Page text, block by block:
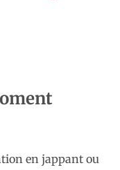
en jappant ou